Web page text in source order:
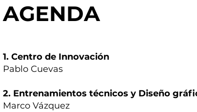
AGENDA
AGENDA
1. Centro de Innovación
Pablo Cuevas
2. Entrenamientos técnicos y Diseño
Marco Vázquez